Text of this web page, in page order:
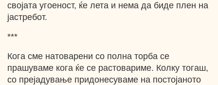
својата угоеност, ќе лета и нема да биде плен на
јастребот.
***
Кога сме натоварени со полна торба се
прашуваме кога ќе се растовариме. Колку тогаш,
со прејадување придонесуваме на постојаното